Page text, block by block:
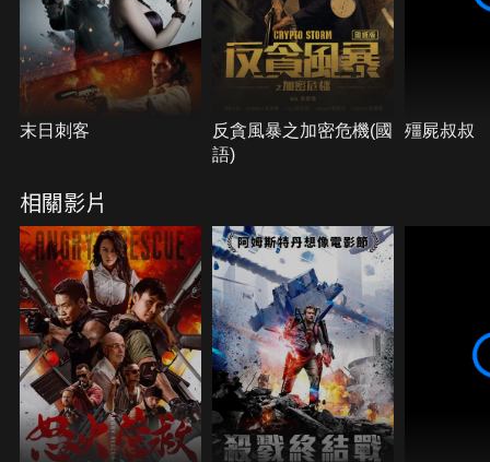
末日刺客
反貪風暴之加密危機(國
語)
殭屍叔叔
相關影片